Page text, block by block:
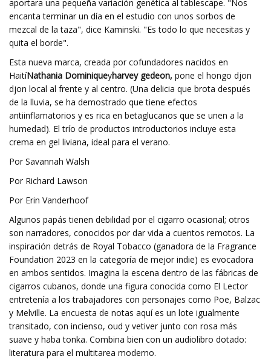
aportara una pequeña variación genética al tablescape. "Nos
encanta terminar un día en el estudio con unos sorbos de
mezcal de la taza", dice Kaminski. "Es todo lo que necesitas y
quita el borde".
Esta nueva marca, creada por cofundadores nacidos en
HaitíNathania Dominiqueyharvey gedeon, pone el hongo djon
djon local al frente y al centro. (Una delicia que brota después
de la lluvia, se ha demostrado que tiene efectos
antiinflamatorios y es rica en betaglucanos que se unen a la
humedad). El trío de productos introductorios incluye esta
crema en gel liviana, ideal para el verano.
Por Savannah Walsh
Por Richard Lawson
Por Erin Vanderhoof
Algunos papás tienen debilidad por el cigarro ocasional; otros
son narradores, conocidos por dar vida a cuentos remotos. La
inspiración detrás de Royal Tobacco (ganadora de la Fragrance
Foundation 2023 en la categoría de mejor indie) es evocadora
en ambos sentidos. Imagina la escena dentro de las fábricas de
cigarros cubanos, donde una figura conocida como El Lector
entretenía a los trabajadores con personajes como Poe, Balzac
y Melville. La encuesta de notas aquí es un lote igualmente
transitado, con incienso, oud y vetiver junto con rosa más
suave y haba tonka. Combina bien con un audiolibro dotado:
literatura para el multitarea moderno.